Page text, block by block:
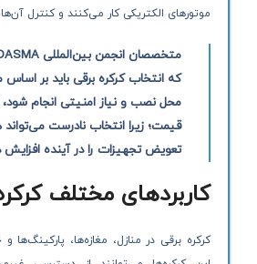
موتورهای الکتریکی کار می‌کنند و کنترل
که انتخاب کرکره برقی باید بر اساس
محل نصب و نیاز امنیتی انجام شود،
قیمت؛ زیرا انتخاب نادرست
تعویض تجهیزات را در آینده
کاربردهای مختلف
کرکره برقی در منازل، مغازه‌ها، پارکینگ‌ها و